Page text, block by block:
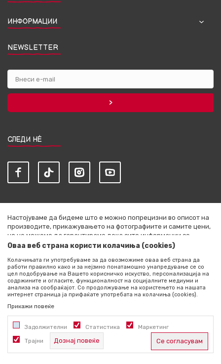
ИНФОРМАЦИИ
NEWSLETTER
СЛЕДИ НЀ
Настојуваме да бидеме што е можно попрецизни во описот на
производите, прикажувањето на фотографиите и самите цени,
но не можеме да гарантираме дека сите информации се
комплетни и без грешки. Сите артикли прикажани на сајтот се
секој момент. Расположливоста на производите можете да ја
проверите со повик на +389 76 444 490
©2026 literatura.mk, Изработено одNB SOFT. Сите права
задржани.
Оваа веб страна користи колачиња (cookies)
Колачињата ги употребуваме за да овозможиме оваа веб страна да
работи правилно како и за нејзино понатамошно унапредување се со
цел подобрување на Вашето корисничко искуство, персонализација на
содржините и огласите, функционалност на социјалните медиуми и
анализа на сообраќајот. Со продолжување на користењето на нашата
интернет страница ја прифаќате употребата на колачиња (cookies).
Прикажи повеќе
Задолжителни Статистика Маркетинг
Трајни Дознај повеќе Се согласувам